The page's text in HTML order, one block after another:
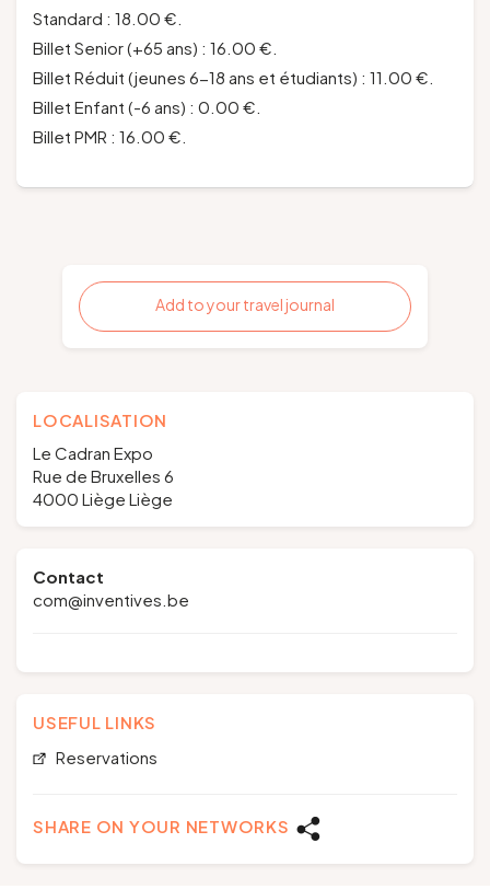
Standard : 18.00 €.
Billet Senior (+65 ans) : 16.00 €.
Billet Réduit (jeunes 6-18 ans et étudiants) : 11.00 €.
Billet Enfant (-6 ans) : 0.00 €.
Billet PMR : 16.00 €.
Add to your travel journal
LOCALISATION
Le Cadran Expo
Rue de Bruxelles 6
4000 Liège Liège
Contact
com@inventives.be
USEFUL LINKS
Reservations
SHARE ON YOUR NETWORKS